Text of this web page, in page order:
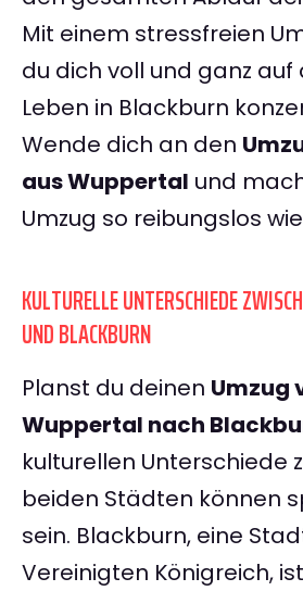
Mit einem stressfreien
du dich voll und ganz auf
Leben in Blackburn
Wende dich an den
aus Wuppertal und
Umzug so reibungslos
KULTURELLE UNTERSCHIEDE
UND BLACKBURN
Planst du deinen Umzug
Wuppertal nach
kulturellen Unterschiede
beiden Städten können
sein. Blackburn, eine
Vereinigten Königreich,